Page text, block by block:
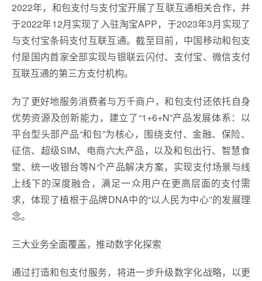
2022年，和包支付与支付宝开展了互联互通相关合作，并
于2022年12月实现了入驻淘宝APP，于2023年3月实现了
与支付宝条码支付互联互通。截至目前，中国移动和包支
付是国内首家全部实现与银联云闪付、支付宝、微信支付
互联互通的第三方支付机构。
为了更好地服务消费者与万千商户，和包支付还依托自身
优势资源及创新能力，建立了“1+6+N”产品发展体系：以
平台型头部产品“和包”为核心，围绕支付、金融、保险、
征信、超级SIM、电商六大产品，以及和包出行、智慧食
堂、统一收银台等N个产品解决方案，实现支付场景与线
上线下的深度融合，满足一众用户在更高层面的支付需
求，体现了植根于品牌DNA中的“以人民为中心”的发展理
念。
三大业务全面覆盖，推动数字化探索
通过打造和包支付服务，将进一步升级数字化战略，以更